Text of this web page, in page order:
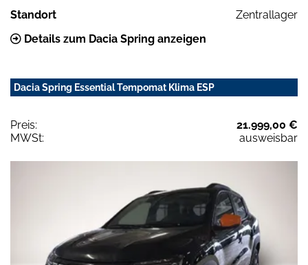
Standort
Zentrallager
Details zum Dacia Spring anzeigen
Dacia Spring Essential Tempomat Klima ESP
Preis:
21.999,00 €
MWSt:
ausweisbar